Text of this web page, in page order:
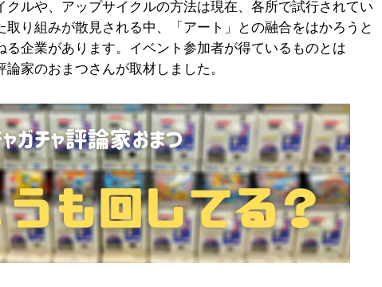
クルや、アップサイクルの方法は現在、各所で試行されてい
取り組みが散見される中、「アート」との融合をはかろうと
る企業があります。イベント参加者が得ているものとは
家のおまつさんが取材しました。